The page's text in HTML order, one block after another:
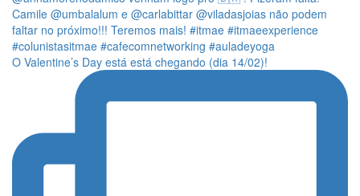
O Valentine’s Day está está chegando (dia 14/02)!